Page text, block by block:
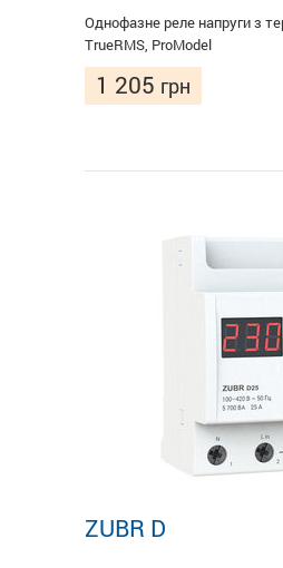
Однофазне реле напруги з
TrueRMS, ProModel
1 205 грн
ZUBR D